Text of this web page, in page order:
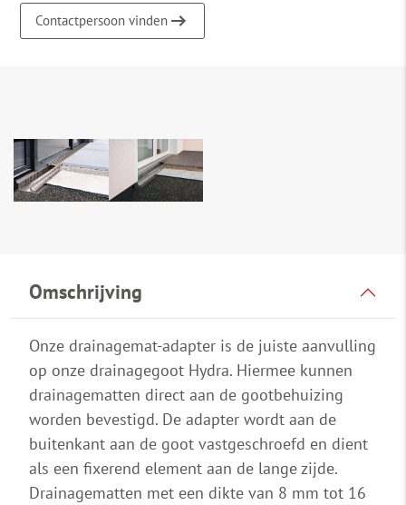
Contactpersoon vinden
Omschrijving
Onze drainagemat-adapter is de juiste aanvulling
op onze drainagegoot Hydra. Hiermee kunnen
drainagematten direct aan de gootbehuizing
worden bevestigd. De adapter wordt aan de
buitenkant aan de goot vastgeschroefd en dient
als een fixerend element aan de lange zijde.
Drainagematten met een dikte van 8 mm tot 16